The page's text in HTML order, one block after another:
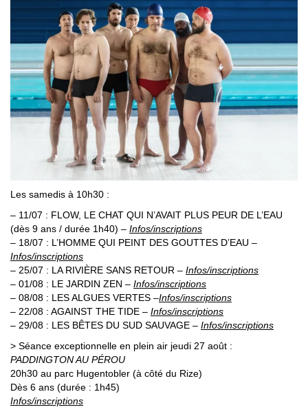
Les samedis à 10h30 :
– 11/07 : FLOW, LE CHAT QUI N’AVAIT PLUS PEUR DE L’EAU
(dès 9 ans / durée 1h40) – Infos/inscriptions
– 18/07 : L’HOMME QUI PEINT DES GOUTTES D’EAU –
Infos/inscriptions
– 25/07 : LA RIVIÈRE SANS RETOUR – Infos/inscriptions
– 01/08 : LE JARDIN ZEN – Infos/inscriptions
– 08/08 : LES ALGUES VERTES –Infos/inscriptions
– 22/08 : AGAINST THE TIDE – Infos/inscriptions
– 29/08 : LES BÊTES DU SUD SAUVAGE – Infos/inscriptions
> Séance exceptionnelle en plein air jeudi 27 août :
PADDINGTON AU PÉROU
20h30 au parc Hugentobler (à côté du Rize)
Dès 6 ans (durée : 1h45)
Infos/inscriptions